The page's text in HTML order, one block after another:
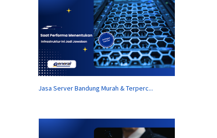
Jasa Server Bandung Murah & Terperc...